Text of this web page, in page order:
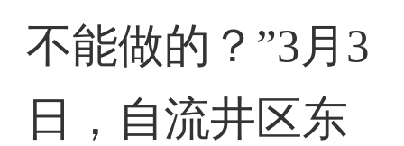
不能做的？”3月3
日，自流井区东